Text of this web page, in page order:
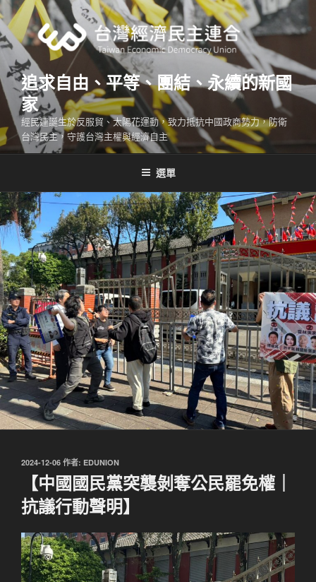
跳
至
主
內
容
追求自由、平等、團結、永續的新國
家
經民連誕生於反服貿、太陽花運動，致力抵抗中國政商勢力，防衛
台灣民主，守護台灣主權與經濟自主
選單
發
2024-12-06 作者: EDUNION
【中國國民黨突襲剝奪公民罷免權｜
抗議行動聲明】